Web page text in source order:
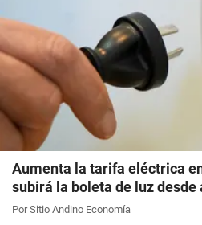
Aumenta la tarifa eléctrica
subirá la boleta de luz desde
Por Sitio Andino Economía